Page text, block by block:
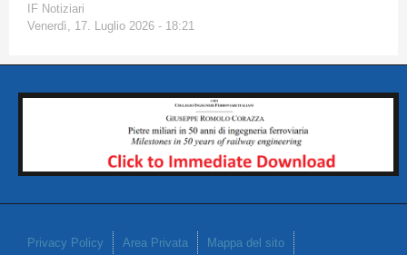
IF Notiziari
Venerdì, 17. Luglio 2026 - 18:21
Privacy Policy Area Privata Mappa del sito